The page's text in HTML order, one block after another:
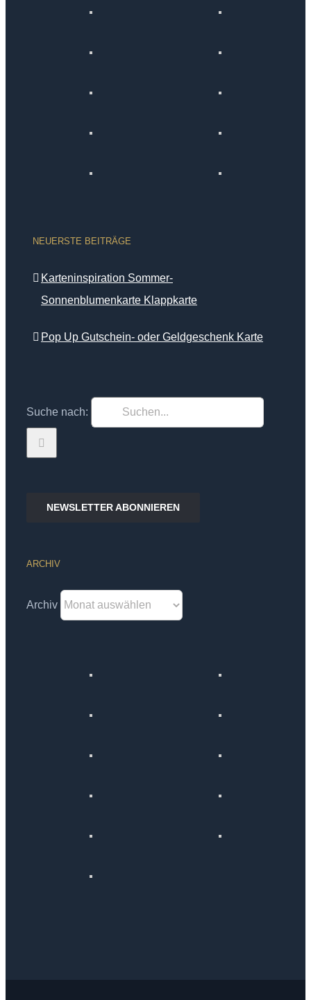
NEUERSTE BEITRÄGE
Karteninspiration Sommer-
Sonnenblumenkarte Klappkarte
Pop Up Gutschein- oder Geldgeschenk Karte
Suche nach:
NEWSLETTER ABONNIEREN
ARCHIV
Archiv